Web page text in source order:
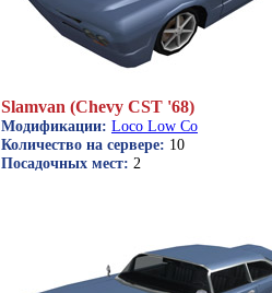
Slamvan (Chevy CST '68)
Модификации: Loco Low Co
Количество на сервере: 10
Посадочных мест: 2